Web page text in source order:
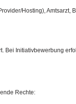
Hosting), Amtsarzt,
Bei Initiativbewerbung
Rechte: